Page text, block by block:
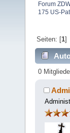
Forum
175 US-
Seiten: [1]
sind
0